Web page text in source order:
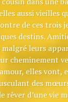
aussi vieilles
de ces trois
destins.
leurs
cheminement
elles vont,
des
rêver d’une vie